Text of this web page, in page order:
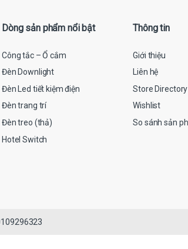
Dòng sản phẩm nổi bật
Công tắc – Ổ cắm
Đèn Downlight
Đèn Led tiết kiệm điện
Đèn trang trí
Đèn treo (thả)
Hotel Switch
Thông tin
Giới thiệu
Liên hệ
Store Directory
Wishlist
So sánh sản